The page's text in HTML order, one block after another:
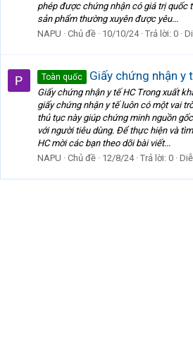
phép được chứng nhận có giá trị quốc
sản phẩm thường xuyên được yêu...
NAPU
Chủ đề 10/10/24 Trả lời: 0
Toàn quốc Giấy chứng nhận y
Giấy chứng nhận y tế HC Trong xuất
giấy chứng nhận y tế luôn có một vai
thủ tục này giúp chứng minh nguồn
với người tiêu dùng. Để thực hiện và
HC mời các bạn theo dõi bài viết...
NAPU
Chủ đề 12/8/24 Trả lời: 0